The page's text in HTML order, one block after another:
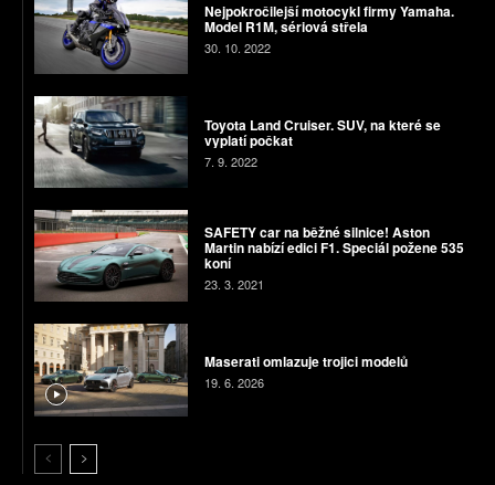
Nejpokročilejší motocykl firmy Yamaha.
Model R1M, sériová střela
30. 10. 2022
Toyota Land Cruiser. SUV, na které se
vyplatí počkat
7. 9. 2022
SAFETY car na běžné silnice! Aston
Martin nabízí edici F1. Speciál požene 535
koní
23. 3. 2021
Maserati omlazuje trojici modelů
19. 6. 2026